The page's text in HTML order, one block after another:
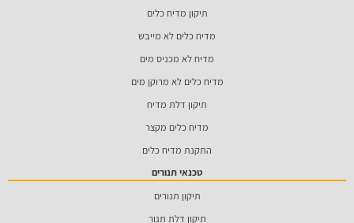
תיקון מדיח כלים
מדיח כלים לא מייבש
מדיח לא מכניס מים
מדיח כלים לא מרוקן מים
תיקון דלת מדיח
מדיח כלים מקצר
התקנת מדיח כלים
טכנאי תנורים
תיקון תנורים
תיקון דלת תנור